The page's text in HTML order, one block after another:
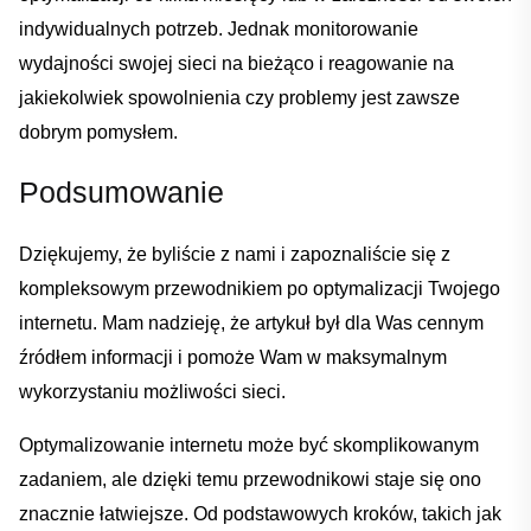
indywidualnych potrzeb.⁣ Jednak ⁣monitorowanie
wydajności swojej sieci⁢ na bieżąco i reagowanie na
jakiekolwiek spowolnienia czy⁣ problemy jest zawsze
dobrym pomysłem.
Podsumowanie
Dziękujemy,⁤ że byliście z nami i zapoznaliście się z ​
kompleksowym przewodnikiem po optymalizacji Twojego
internetu. Mam nadzieję,‍ że artykuł ⁣był dla Was cennym
źródłem ​informacji i pomoże Wam⁤ w maksymalnym
wykorzystaniu możliwości ‍sieci.
Optymalizowanie internetu może⁤ być skomplikowanym
zadaniem, ale ⁤dzięki temu przewodnikowi staje się ono
znacznie łatwiejsze.‍ Od podstawowych kroków, takich jak